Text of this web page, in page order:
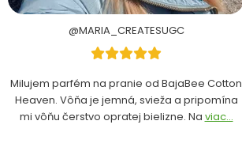
@MARIA_CREATESUGC
Milujem parfém na pranie od BajaBee Cotton
Heaven. Vôňa je jemná, svieža a pripomína
mi vôňu čerstvo opratej bielizne. Na viac...